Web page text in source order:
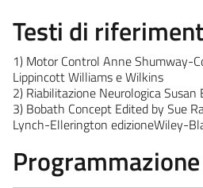
Testi di
1) Motor Control Anne Shumway-
Lippincott Williams e Wilkins
2) Riabilitazione Neurologica Susan
3) Bobath Concept Edited by Sue
Lynch-Ellerington edizioneWiley-